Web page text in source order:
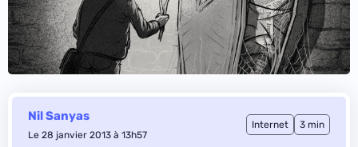
Nil Sanyas
Le 28 janvier 2013 à 13h57
Internet 3 min